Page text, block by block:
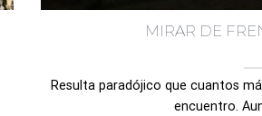
MIRAR DE
Resulta paradójico que cuantos
encuentro.